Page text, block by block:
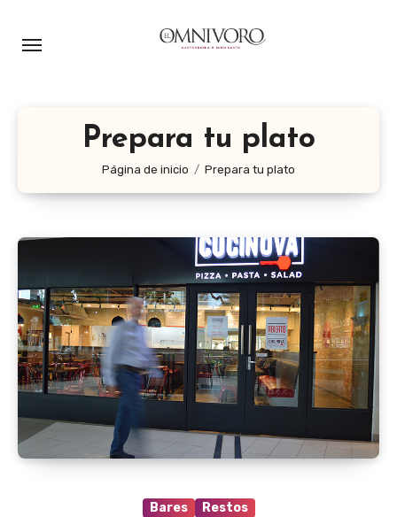
Prepara tu plato
Página de inicio Prepara tu plato
Bares Restos